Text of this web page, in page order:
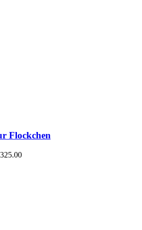
Flockchen
325.00